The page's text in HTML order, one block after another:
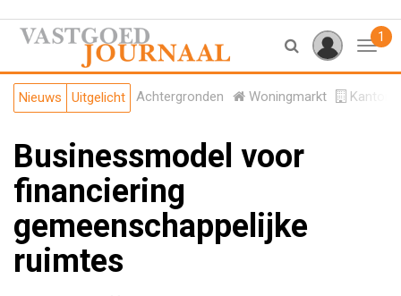
1
Nieuws Uitgelicht Achtergronden Woningmarkt
Businessmodel voor
financiering
gemeenschappelijke
ruimtes